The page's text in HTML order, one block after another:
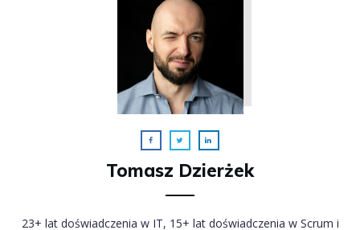
Tomasz Dzierżek
23+ lat doświadczenia w IT, 15+ lat doświadczenia w Scrum i